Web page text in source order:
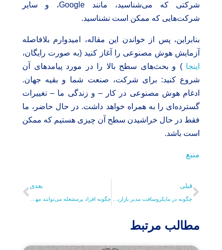
شرکتی که می‌شناسید، مانند Google، و سایر
شرکت‌هایی که ممکن است نشناسید.
بنابراین، پس از خواندن این مقاله، امیدوارم بلافاصله
آزمایش هوش مصنوعی را آغاز کنید (به صورت رایگان،
اینجا ) و بحث‌های سطح بالا را در مورد پیامدهای آن
شروع کنید: برای شرکت، صنعت شما و بقیه جهان.
ادغام هوش مصنوعی در کار – و زندگی ما – تغییرات
گسترده‌ای را به همراه خواهد داشت. در حال حاضر، ما
فقط در حال خراشیدن سطح آن چیزی هستیم که ممکن
است باشد.
منبع
قبلی بعدی
مطالب مرتبط